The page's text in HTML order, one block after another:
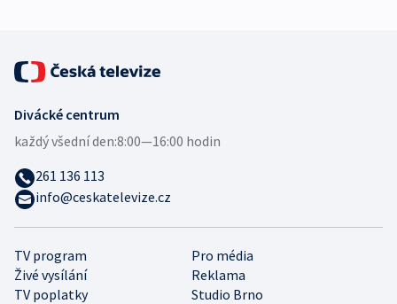
TV program
Pro média
Živé vysílání
Reklama
TV poplatky
Studio Brno
Divácké centrum
každý všední den:8:00—16:00 hodin
261 136 113
info@ceskatelevize.cz